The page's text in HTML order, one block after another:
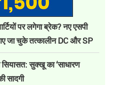
पर लगेगा ब्रेक? नए एसपी
जा चुके तत्कालीन DC और SP
सुक्खू का ‘साधारण
सादगी